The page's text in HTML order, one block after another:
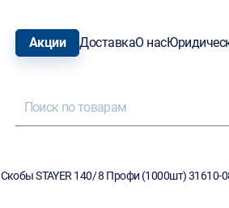
Акции ДоставкаО нас
Скобы STAYER 140/ 8 Профи (1000шт) 31610-